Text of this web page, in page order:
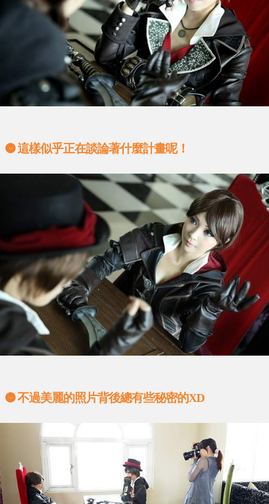
這樣似乎正在談論著什麼計畫呢！
不過美麗的照片背後總有些秘密的XD